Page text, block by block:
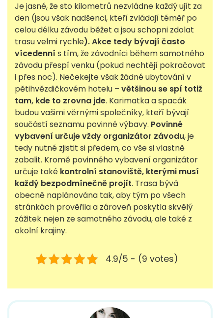
Je jasné, že sto kilometrů nezvládne každý ujít za
den (jsou však nadšenci, kteří zvládají téměř po
celou délku závodu běžet a jsou schopni zdolat
trasu velmi rychle). Akce tedy bývají často
vícedenní s tím, že závodníci během samotného
závodu přespí venku (pokud nechtějí pokračovat
i přes noc). Nečekejte však žádné ubytování v
pětihvězdičkovém hotelu – většinou se spí totiž
tam, kde to zrovna jde. Karimatka a spacák
budou vašimi věrnými společníky, kteří bývají
součástí seznamu povinné výbavy. Povinné
vybavení určuje vždy organizátor závodu, je
tedy nutné zjistit si předem, co vše si vlastně
zabalit. Kromě povinného vybavení organizátor
určuje také kontrolní stanoviště, kterými musí
každý bezpodmínečně projít. Trasa bývá
obecně naplánována tak, aby tým po všech
stránkách prověřila a zároveň poskytla skvělý
zážitek nejen ze samotného závodu, ale také z
okolní krajiny.
4.9/5 - (9 votes)